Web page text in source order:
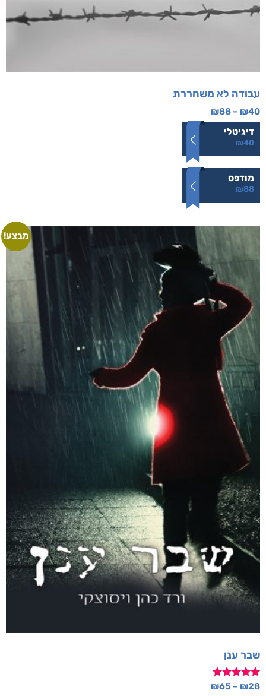
עבודה לא משחררת
₪40
–
88
דיגיטלי
₪40
מודפס
₪